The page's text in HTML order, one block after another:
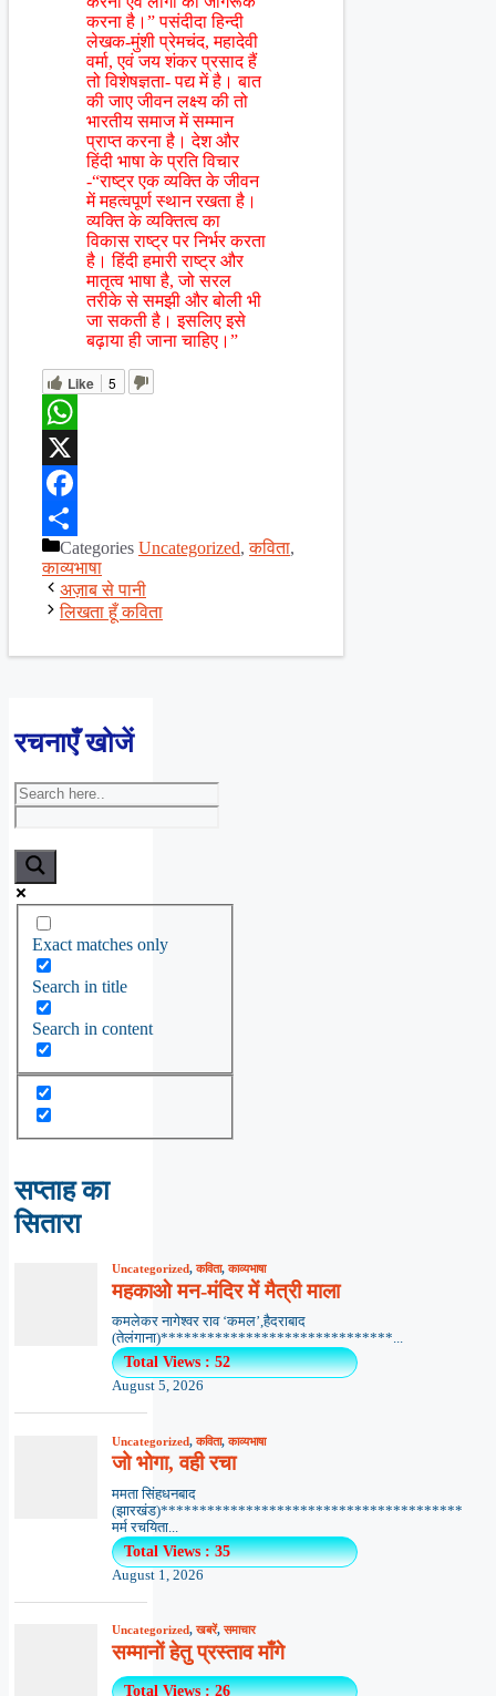
करना है।” पसंदीदा हिन्दी
लेखक-मुंशी प्रेमचंद, महादेवी
वर्मा, एवं जय शंकर प्रसाद हैं
तो विशेषज्ञता- पद्य में है। बात
की जाए जीवन लक्ष्य की तो
भारतीय समाज में सम्मान
प्राप्त करना है। देश और
हिंदी भाषा के प्रति विचार
-“राष्ट्र एक व्यक्ति के जीवन
में महत्वपूर्ण स्थान रखता है।
व्यक्ति के व्यक्तित्व का
विकास राष्ट्र पर निर्भर करता
है। हिंदी हमारी राष्ट्र और
मातृत्व भाषा है, जो सरल
तरीके से समझी और बोली भी
जा सकती है। इसलिए इसे
बढ़ाया ही जाना चाहिए।”
Like 5
WhatsApp
X
Facebook
ShareCategories Uncategorized,कविता,
काव्यभाषा
अज़ाब से पानी
लिखता हूँ कविता
रचनाएँ खोजें
Exact matches only
Search in title
Search in content
सप्ताह का
सितारा
Uncategorized,कविता,काव्यभाषा
महकाओ मन-मंदिर में मैत्री माला
कमलेकर नागेश्वर राव ‘कमल’,हैदराबाद
(तेलंगाना)******************************...
Total Views : 52
August 5, 2026
Uncategorized,कविता,काव्यभाषा
जो भोगा, वही रचा
ममता सिंहधनबाद
(झारखंड)***************************************
मर्म रचयिता...
Total Views : 35
August 1, 2026
Uncategorized,खबरें,समाचार
सम्मानों हेतु प्रस्ताव माँगे
Total Views : 26